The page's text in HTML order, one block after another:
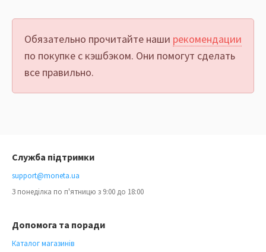
Обязательно прочитайте наши рекомендации
по покупке с кэшбэком. Они помогут сделать
все правильно.
Допомога та поради
Каталог магазинів
Служба підтримки
support@moneta.ua
З понеділка по п'ятницю з 9:00 до 18:00